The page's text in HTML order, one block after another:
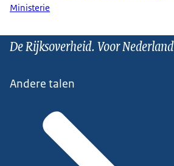
Ministerie
De Rijksoverheid. Voor Nederland
Andere talen